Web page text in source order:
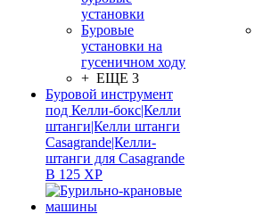
установки
Буровые
установки на
гусеничном ходу
+ ЕЩЕ 3
Буровой инструмент
под Келли-бокс|Келли
штанги|Келли штанги
Casagrande|Келли-
штанги для Casagrande
B 125 XP